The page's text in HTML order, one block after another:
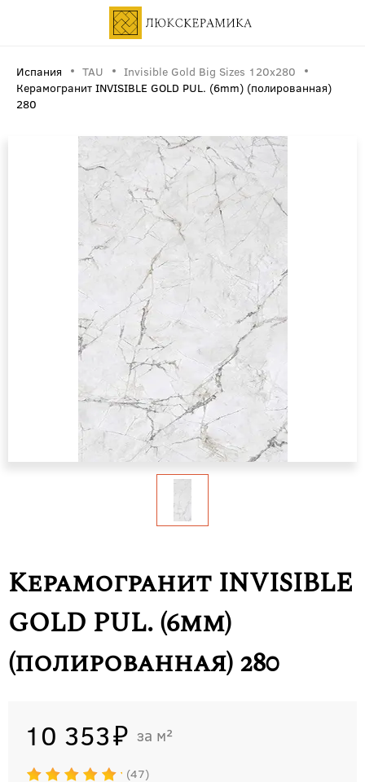
Испания TAU
Invisible Gold Big Sizes 120x280
Керамогранит INVISIBLE GOLD PUL. (6mm) (полированная)
280
Керамогранит INVISIBLE
GOLD PUL. (6mm)
(полированная) 280
10 353 м²
47